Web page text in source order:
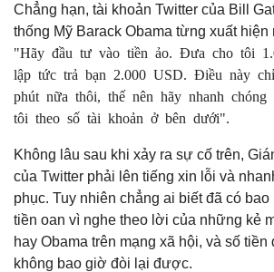
Chẳng hạn, tài khoản Twitter của Bill
thống Mỹ Barack Obama từng xuất hiện
"Hãy đầu tư vào tiền ảo. Đưa cho tôi
lập tức trả bạn 2.000 USD. Điều này
phút nữa thôi, thế nên hãy nhanh chóng
tôi theo số tài khoản ở bên dưới".
Không lâu sau khi xảy ra sự cố trên,
của Twitter phải lên tiếng xin lỗi và
phục. Tuy nhiên chẳng ai biết đã có
tiền oan vì nghe theo lời của những kẻ
hay Obama trên mạng xã hội, và số tiền
không bao giờ đòi lại được.